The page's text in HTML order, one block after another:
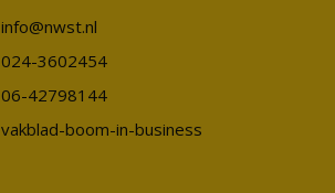
info@nwst.nl
024-3602454
06-42798144
vakblad-boom-in-business